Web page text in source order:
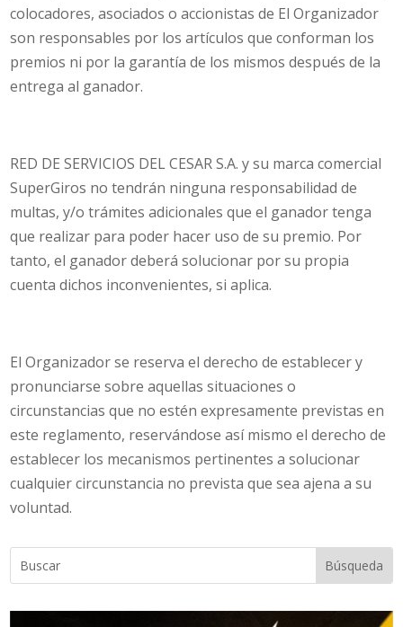
colocadores, asociados o accionistas de El Organizador
son responsables por los artículos que conforman los
premios ni por la garantía de los mismos después de la
entrega al ganador.
RED DE SERVICIOS DEL CESAR S.A. y su marca comercial
SuperGiros no tendrán ninguna responsabilidad de
multas, y/o trámites adicionales que el ganador tenga
que realizar para poder hacer uso de su premio. Por
tanto, el ganador deberá solucionar por su propia
cuenta dichos inconvenientes, si aplica.
El Organizador se reserva el derecho de establecer y
pronunciarse sobre aquellas situaciones o
circunstancias que no estén expresamente previstas en
este reglamento, reservándose así mismo el derecho de
establecer los mecanismos pertinentes a solucionar
cualquier circunstancia no prevista que sea ajena a su
voluntad.